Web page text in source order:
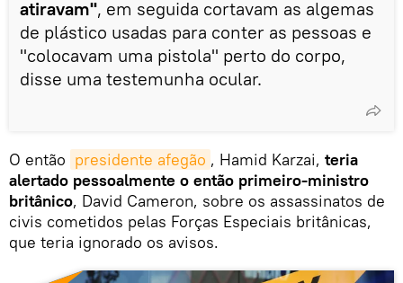
atiravam", em seguida cortavam as algemas
de plástico usadas para conter as pessoas e
"colocavam uma pistola" perto do corpo,
disse uma testemunha ocular.
O então presidente afegão , Hamid Karzai, teria
alertado pessoalmente o então primeiro-ministro
britânico, David Cameron, sobre os assassinatos de
civis cometidos pelas Forças Especiais britânicas,
que teria ignorado os avisos.